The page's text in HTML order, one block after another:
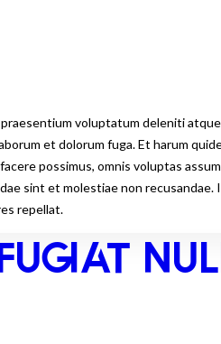
voluptatum deleniti
et dolorum fuga. Et harum
possimus, omnis voluptas
sint et molestiae non
repellat.